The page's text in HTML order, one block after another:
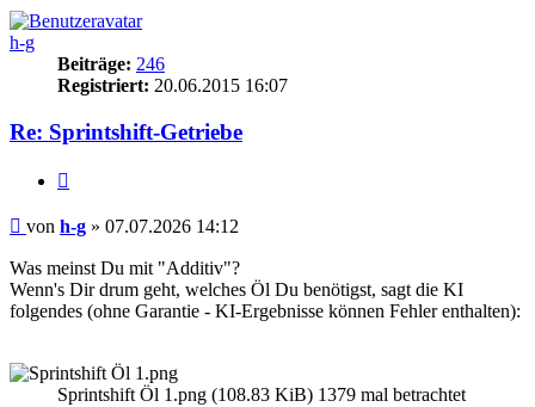
h-g
Beiträge: 246
Registriert: 20.06.2015 16:07
Re: Sprintshift-Getriebe
Beitrag
von h-g » 07.07.2026 14:12
Was meinst Du mit "Additiv"?
Wenn's Dir drum geht, welches Öl Du benötigst, sagt die KI
folgendes (ohne Garantie - KI-Ergebnisse können Fehler enthalten):
Sprintshift Öl 1.png (108.83 KiB) 1379 mal betrachtet